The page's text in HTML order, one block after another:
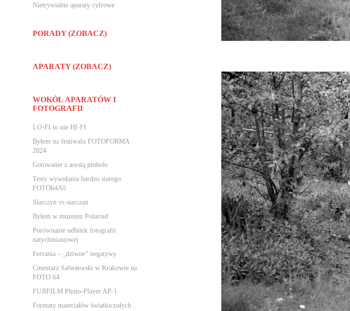
Nietrywialne aparaty cyfrowe
PORADY (ZOBACZ)
APARATY (ZOBACZ)
WOKÓŁ APARATÓW I
FOTOGRAFII
LO-FI to nie HI-FI
Byłem na festiwalu FOTOFORMA
2024
Gotowanie z asystą pinhole
Testy wywołania bardzo starego
FOTO64/65
Siarczyn vs siarczan
Byłem w muzeum Polaroid
Porównanie odbitek fotografii
natychmiastowej
Ferrania – „dziwne” negatywy
Cmentarz Salwatorski w Krakowie na
FOTO 64
FUJIFILM Photo-Player AP-1
Formaty materiałów światłoczułych